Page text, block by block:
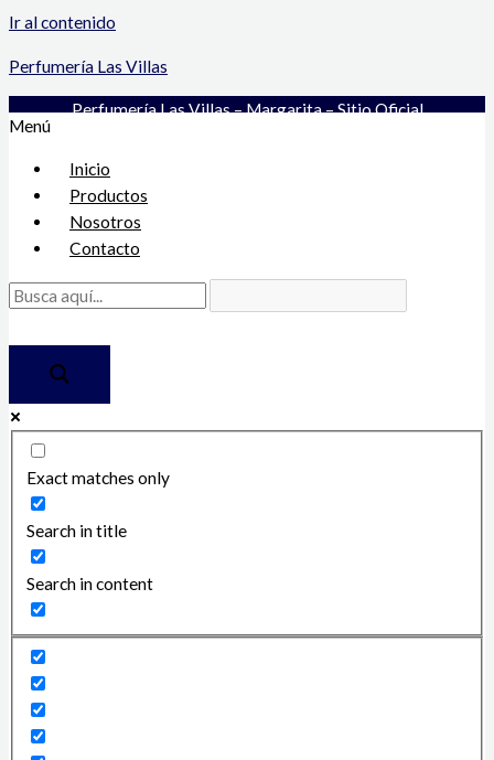
Ir al contenido
Perfumería Las Villas
Perfumería Las Villas – Margarita – Sitio Oficial
Menú
Inicio
Productos
Nosotros
Contacto
Exact matches only
Search in title
Search in content